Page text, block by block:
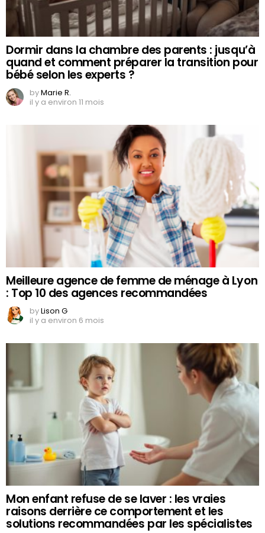
Dormir dans la chambre des parents : jusqu’à
quand et comment préparer la transition pour
bébé selon les experts ?
byMarie R.
il y a environ 11 mois
Meilleure agence de femme de ménage à Lyon
: Top 10 des agences recommandées
byLison G
il y a environ 6 mois
Mon enfant refuse de se laver : les vraies
raisons derrière ce comportement et les
solutions recommandées par les spécialistes